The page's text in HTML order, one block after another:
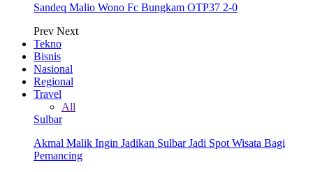
Sandeq Malio Wono Fc Bungkam OTP37 2-0
Prev Next
Tekno
Bisnis
Nasional
Regional
Travel
All
Sulbar
Akmal Malik Ingin Jadikan Sulbar Jadi Spot Wisata Bagi
Pemancing